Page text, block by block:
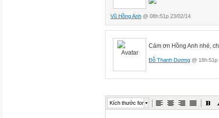
Vũ Hồng Anh @ 08h:51p 23/02/14
Cám ơn Hồng Anh nhé,
Đỗ Thanh Dương @ 18h:51p
Kích thước font